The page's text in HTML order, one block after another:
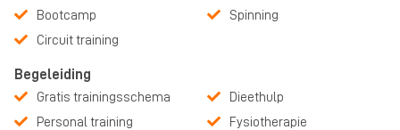
Bootcamp
Circuit training
Spinning
Begeleiding
Gratis trainingsschema
Personal training
Dieethulp
Fysiotherapie